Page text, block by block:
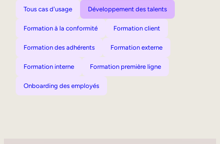
Tous cas d'usage Développement des talents
Formation à la conformité Formation client
Formation des adhérents Formation externe
Formation interne Formation première ligne
Onboarding des employés